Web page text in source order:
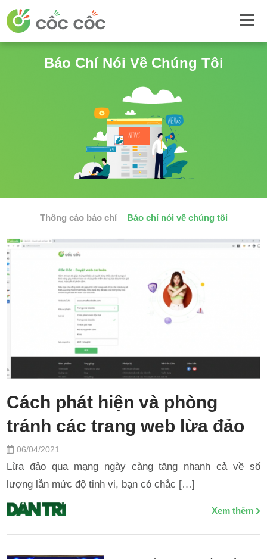
Báo Chí Nói Về Chúng Tôi
Thông cáo báo chí Báo chí nói về chúng tôi
Cách phát hiện và phòng
tránh các trang web lừa đảo
06/04/2021
Lừa đảo qua mạng ngày càng tăng nhanh cả về số
lượng lẫn mức độ tinh vi, bạn có chắc […]
Xem thêm